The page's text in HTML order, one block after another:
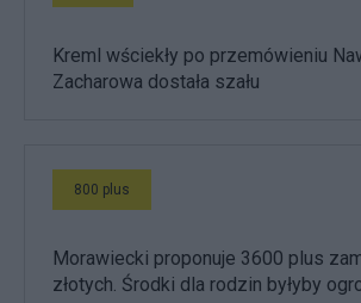
Kreml wściekły po przemówieniu
Zacharowa dostała szału
800 plus
Morawiecki proponuje 3600 plus
złotych. Środki dla rodzin byłyby